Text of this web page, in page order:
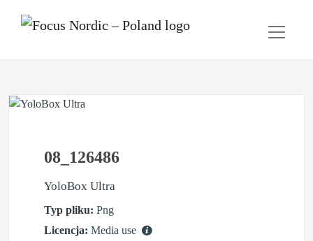
08_126486
YoloBox Ultra
Typ pliku: Png
Licencja: Media use